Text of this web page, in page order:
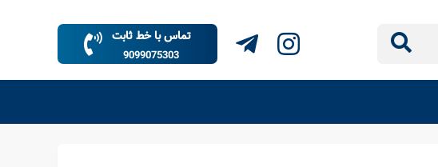
تماس با خط ثابت
9099075303